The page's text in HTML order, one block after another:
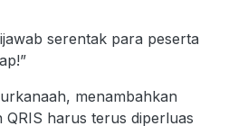
serentak para peserta
menambahkan
QRIS harus terus diperluas